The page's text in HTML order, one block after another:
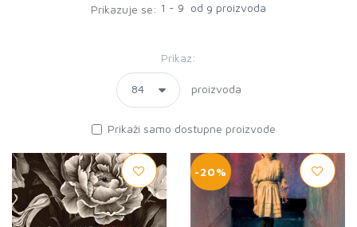
Prikazuje se: 1 - 9 od 9 proizvoda
Prikaz:
proizvoda
Prikaži samo dostupne proizvode
-20%